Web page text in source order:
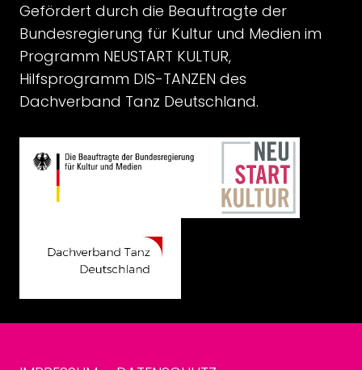
Gefördert durch die Beauftragte der
Bundesregierung für Kultur und Medien im
Programm NEUSTART KULTUR,
Hilfsprogramm DIS-TANZEN des
Dachverband Tanz Deutschland.